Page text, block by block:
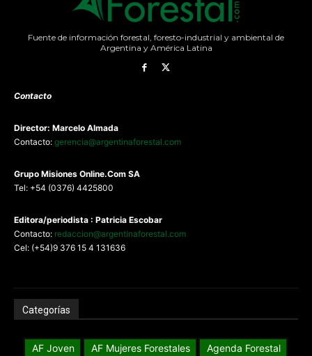
Fuente de información forestal, foresto-industrial y ambiental de
Argentina y América Latina
Contacto
Director: Marcelo Almada
Contacto: gerencia@argentinaforestal.com
Grupo Misiones Online.Com SA
Tel: +54 (0376) 4425800
Editora/periodista : Patricia Escobar
Contacto: redaccion@argentinaforestal.com
Cel: (+54)9 376 15 4 131636
Categorías
AF Joven AF Mujeres Forestales
Agenda Forestal